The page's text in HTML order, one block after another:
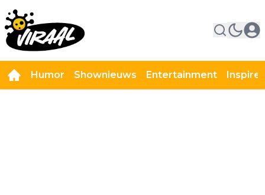
Humor Shownieuws Entertainment